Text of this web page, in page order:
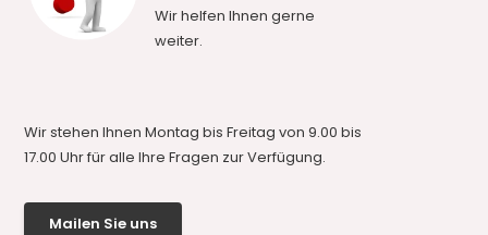
Wir helfen Ihnen gerne
weiter.
Wir stehen Ihnen Montag bis Freitag von 9.00 bis
17.00 Uhr für alle Ihre Fragen zur Verfügung.
Mailen Sie uns